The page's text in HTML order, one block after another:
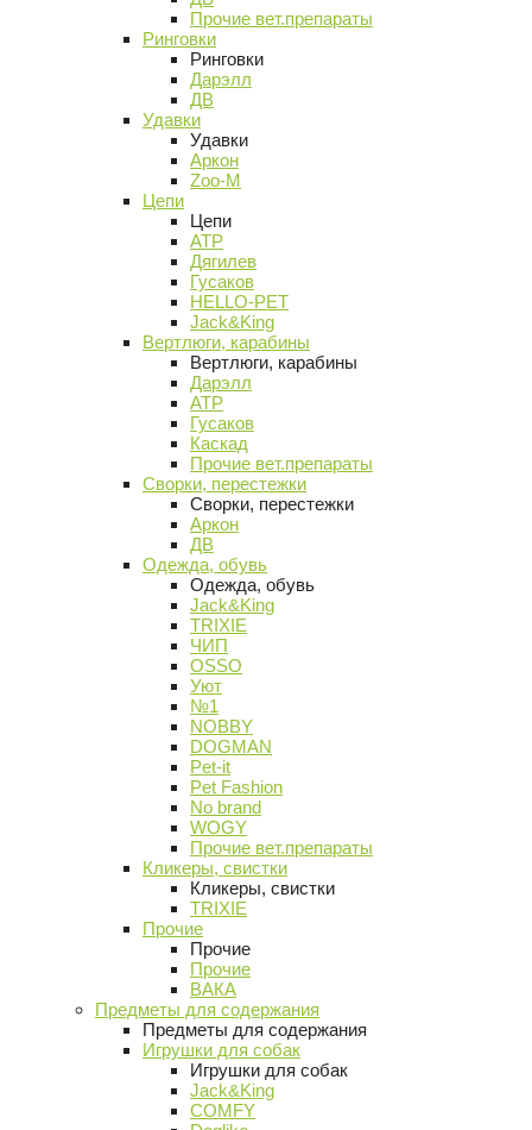
Прочие вет.препараты
Ринговки
Ринговки
Дарэлл
ДВ
Удавки
Удавки
Аркон
Zoo-M
Цепи
Цепи
АТР
Дягилев
Гусаков
HELLO-PET
Jack&King
Вертлюги, карабины
Вертлюги, карабины
Дарэлл
АТР
Гусаков
Каскад
Прочие вет.препараты
Сворки, перестежки
Сворки, перестежки
Аркон
ДВ
Одежда, обувь
Одежда, обувь
Jack&King
TRIXIE
ЧИП
OSSO
Уют
№1
NOBBY
DOGMAN
Pet-it
Pet Fashion
No brand
WOGY
Прочие вет.препараты
Кликеры, свистки
Кликеры, свистки
TRIXIE
Прочие
Прочие
Прочие
ВАКА
Предметы для содержания
Предметы для содержания
Игрушки для собак
Игрушки для собак
Jack&King
COMFY